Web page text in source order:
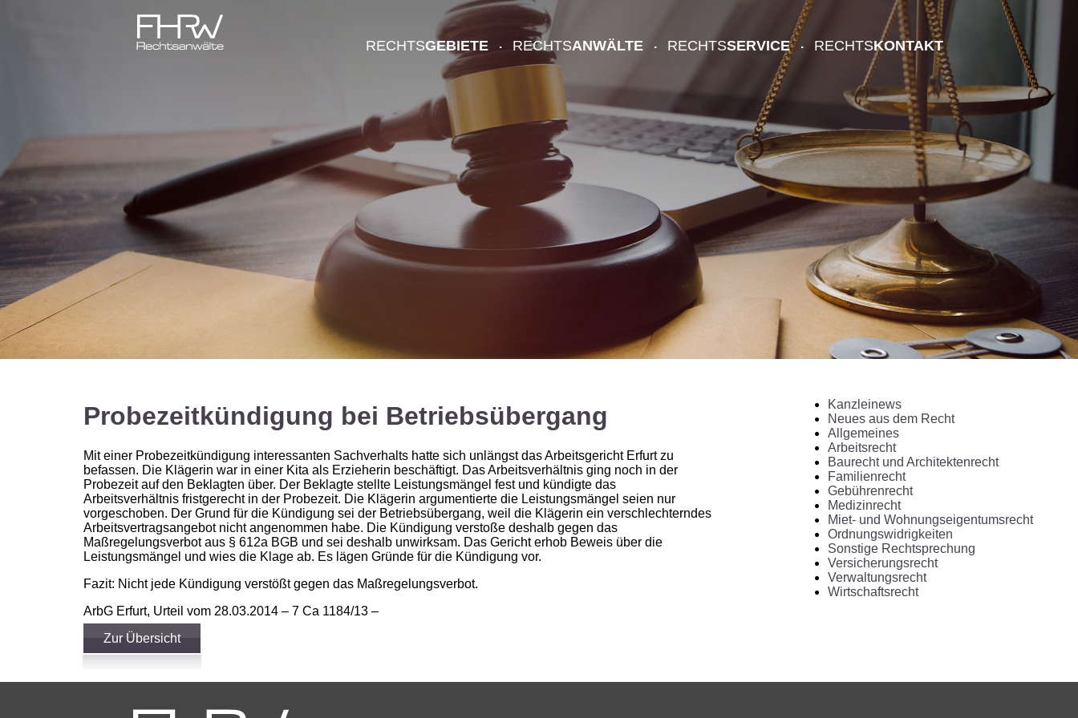
RECHTSGEBIETE RECHTSANWÄLTE RECHTSSERVICE RECHTSKONTAKT
Probezeitkündigung bei Betriebsübergang
Mit einer Probezeitkündigung interessanten Sachverhalts hatte sich unlängst das Arbeitsgericht Erfurt zu
befassen. Die Klägerin war in einer Kita als Erzieherin beschäftigt. Das Arbeitsverhältnis ging noch in der
Probezeit auf den Beklagten über. Der Beklagte stellte Leistungsmängel fest und kündigte das
Arbeitsverhältnis fristgerecht in der Probezeit. Die Klägerin argumentierte die Leistungsmängel seien nur
vorgeschoben. Der Grund für die Kündigung sei der Betriebsübergang, weil die Klägerin ein verschlechterndes
Arbeitsvertragsangebot nicht angenommen habe. Die Kündigung verstoße deshalb gegen das
Maßregelungsverbot aus § 612a BGB und sei deshalb unwirksam. Das Gericht erhob Beweis über die
Leistungsmängel und wies die Klage ab. Es lägen Gründe für die Kündigung vor.
Fazit: Nicht jede Kündigung verstößt gegen das Maßregelungsverbot.
ArbG Erfurt, Urteil vom 28.03.2014 – 7 Ca 1184/13 –
Zur Übersicht
Kanzleinews
Neues aus dem Recht
Allgemeines
Arbeitsrecht
Baurecht und Architektenrecht
Familienrecht
Gebührenrecht
Medizinrecht
Miet- und Wohnungseigentumsrecht
Ordnungswidrigkeiten
Sonstige Rechtsprechung
Versicherungsrecht
Verwaltungsrecht
Wirtschaftsrecht